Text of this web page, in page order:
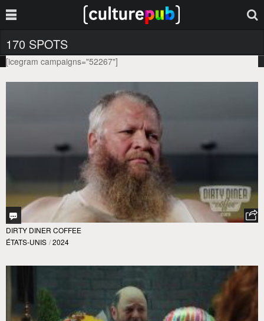
170 SPOTS
[icegram campaigns="52267"]
DIRTY DINER COFFEE
ÉTATS-UNIS / 2024